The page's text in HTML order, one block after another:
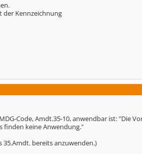
der Kennzeichnung
Code, Amdt.35-10, anwendbar ist: "Die
finden keine Anwendung."
35.Amdt. bereits anzuwenden.)